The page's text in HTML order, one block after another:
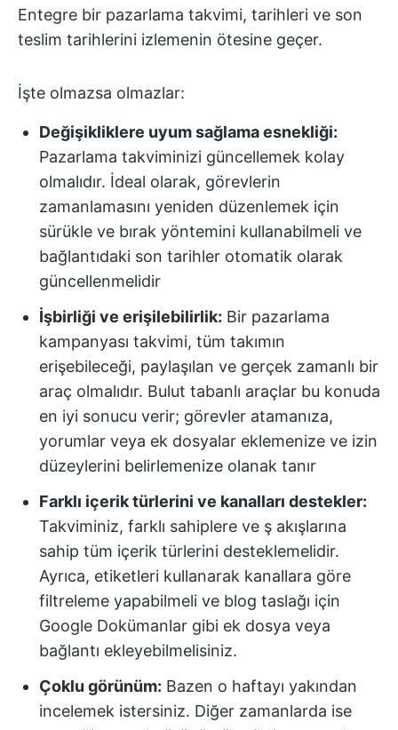
Entegre bir pazarlama takvimi, tarihleri ve son
teslim tarihlerini izlemenin ötesine geçer.
İşte olmazsa olmazlar:
Değişikliklere uyum sağlama esnekliği:
Pazarlama takviminizi güncellemek kolay
olmalıdır. İdeal olarak, görevlerin
zamanlamasını yeniden düzenlemek için
sürükle ve bırak yöntemini kullanabilmeli ve
bağlantıdaki son tarihler otomatik olarak
güncellenmelidir
İşbirliği ve erişilebilirlik: Bir pazarlama
kampanyası takvimi, tüm takımın
erişebileceği, paylaşılan ve gerçek zamanlı bir
araç olmalıdır. Bulut tabanlı araçlar bu konuda
en iyi sonucu verir; görevler atamanıza,
yorumlar veya ek dosyalar eklemenize ve izin
düzeylerini belirlemenize olanak tanır
Farklı içerik türlerini ve kanalları destekler:
Takviminiz, farklı sahiplere ve ş akışlarına
sahip tüm içerik türlerini desteklemelidir.
Ayrıca, etiketleri kullanarak kanallara göre
filtreleme yapabilmeli ve blog taslağı için
Google Dokümanlar gibi ek dosya veya
bağlantı ekleyebilmelisiniz.
Çoklu görünüm: Bazen o haftayı yakından
incelemek istersiniz. Diğer zamanlarda ise